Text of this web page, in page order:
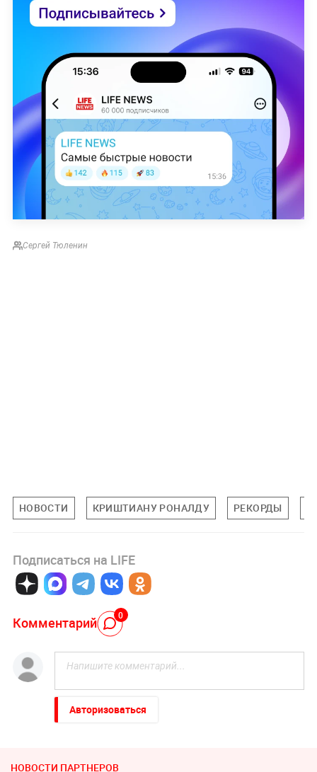
Сергей Тюленин
НОВОСТИ КРИШТИАНУ РОНАЛДУ РЕКОРДЫ
Подписаться на LIFE
Комментарий 0
Авторизоваться
НОВОСТИ ПАРТНЕРОВ